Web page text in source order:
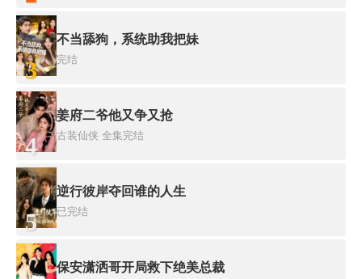
3
不当舔狗，系统助我把妹
完结
4
姜府二爷他又争又抢
古装仙侠 全集完结
5
逆行彼岸夺回谁的人生
已完结
保安潇洒哥开局救下绝美总裁